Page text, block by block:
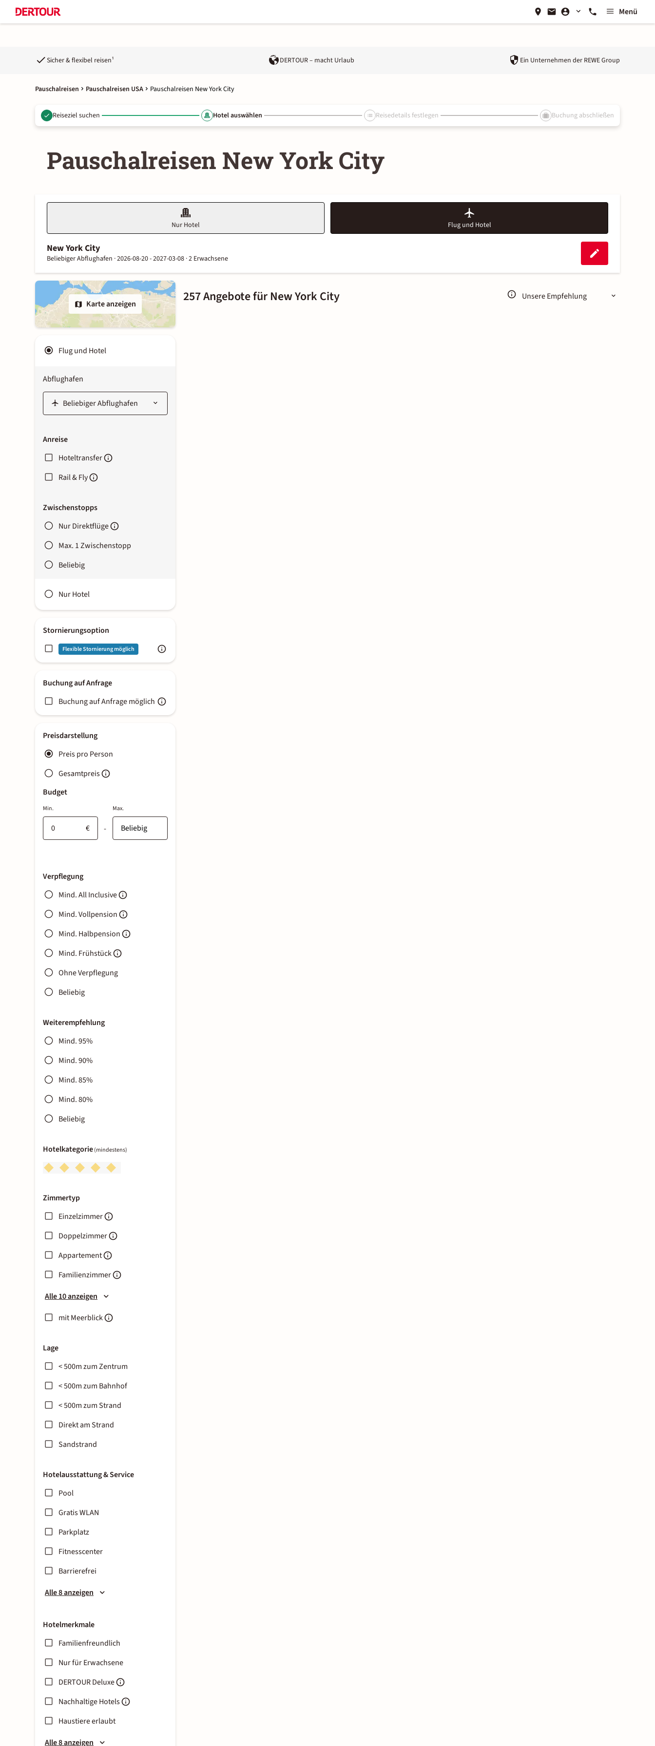
Menü
Sicher & flexibel reisen¹ DERTOUR – macht Urlaub Ein Unternehmen der REWE Group
Pauschalreisen Pauschalreisen USA Pauschalreisen New York City
Reiseziel suchen Hotel auswählen Reisedetails festlegen Buchung abschließen
Pauschalreisen New York City
Nur Hotel Flug und Hotel
New York City
Beliebiger Abflughafen ·2026-08-20 - 2027-03-08 ·2 Erwachsene
Karte anzeigen
Flug und Hotel
Abflughafen
Anreise
Hoteltransfer
Rail & Fly
Zwischenstopps
Nur Direktflüge
Max. 1 Zwischenstopp
Beliebig
Nur Hotel
Stornierungsoption
Flexible Stornierung möglich
Buchung auf Anfrage
Buchung auf Anfrage möglich
Preisdarstellung
Preis pro Person
Gesamtpreis
Budget
Min.
€ -
Max.
Verpflegung
Mind. All Inclusive
Mind. Vollpension
Mind. Halbpension
Mind. Frühstück
Ohne Verpflegung
Beliebig
Weiterempfehlung
Mind. 95%
Mind. 90%
Mind. 85%
Mind. 80%
Beliebig
Hotelkategorie(mindestens)
Zimmertyp
Einzelzimmer
Doppelzimmer
Appartement
Familienzimmer
Alle 10 anzeigen
mit Meerblick
Lage
< 500m zum Zentrum
< 500m zum Bahnhof
< 500m zum Strand
Direkt am Strand
Sandstrand
Hotelausstattung & Service
Pool
Gratis WLAN
Parkplatz
Fitnesscenter
Barrierefrei
Alle 8 anzeigen
Hotelmerkmale
Familienfreundlich
Nur für Erwachsene
DERTOUR Deluxe
Nachhaltige Hotels
Haustiere erlaubt
Alle 8 anzeigen
257 Angebote für New York City